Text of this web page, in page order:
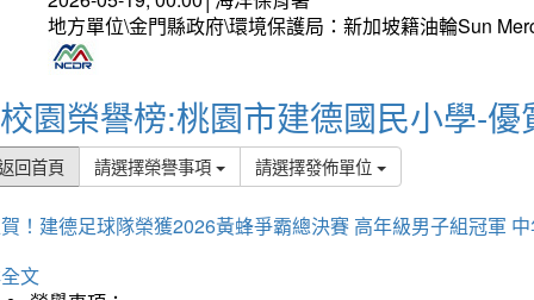
地方單位\金門縣政府\環境保護局：新加坡籍油輪Sun
校園榮譽榜:桃園市建德國民小學-優
回首頁 請選擇榮譽事項 請選擇發佈單位
！建德足球隊榮獲2026黃蜂爭霸總決賽 高年級男子組冠軍
文